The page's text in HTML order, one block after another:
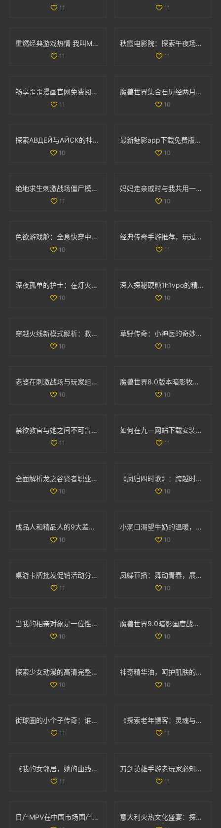
11 11
重燃经典游戏热情 我叫MT的冒险之旅再启航
11
秋霞电影院：探索午夜场次带来的独特观影体验
11
畅享歪歪漫画官网免费阅读的入口与使用指南
11
魔兽世界集合石历经两月努力 小探成功开启十门全功能
10
探索АВДЕЙ与АЙСК的神秘世界与文化魅力
10
最新魅影app下载免费版，带你体验极致影音乐趣
10
绝地求生刺激战场僵尸模式详细攻略与玩法解析
11
妈妈走亲戚时与我共用一间房子的利与弊探讨
10
色欲游戏舱：全息快穿中的情感交错与命运挑战之旅
10
经典传奇手游推荐，玩过这两款你绝对老道了！
11
深夜孤单的护士：在灯火阑珊中守护生命的坚定身影
10
深入探秘硬糖1h1vpo的精彩世界与独特魅力
10
穿越火线新模式解析：救世主与生化终结者的精彩对抗
10
草野传奇：小神医的奇妙人生与风流韵事
10
老婆在刺激战场与玩家组队搭档，让我心酸不已
10
魔兽世界8.0版本暗影牧师PVP天赋全面解析与最佳选择指南
10
禁欲教官与她之间不可告人的秘密与欲望探寻
11
如何在九一网站下载安装NBA应用程序的详细步骤解析
11
全面解析龙之谷贤者职业加点与武器选择策略
10
《凤归四时歌》：跨越时空的爱情传奇与古风魅力
10
成品人和精品人的9大差异解析，揭示更深层次的发展哲学
10
小洞口渴望牛奶的温暖，满足它的小心愿
10
桌游卡牌批发促销活动分析及产地货源信息介绍
11
凤蝶直播：舞动青春，展现魅力人生的全新平台
10
当我的相亲对象是一位性格强硬的学生时，我该如何应对
10
魔兽世界9.0暗影国度战士职业与专精重磅调优解析
10
探索少女动漫的高清完整版免费观看新选择
10
神奇精华油，呵护肌肤的润泽秘密与使用心得宝典
10
街球圈的小个子传奇：谁才是你心中的篮球顶峰人物
11
《探索老年镖客：灵魂与冒险交织的故事大揭秘》
11
《我的女邻居，她的曲线与故事交织的生活》
11
刀剑英雄手游老玩家必知的职业选择与入门技巧分享
11
日产MPV在中国市场国产化进程如何？探索背后原因与影响 意大利火热文化盛宴：探索美食、艺术与历史的独特魅力